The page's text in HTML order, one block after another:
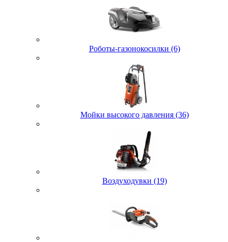
Роботы-газонокосилки (6)
Мойки высокого давления (36)
Воздуходувки (19)